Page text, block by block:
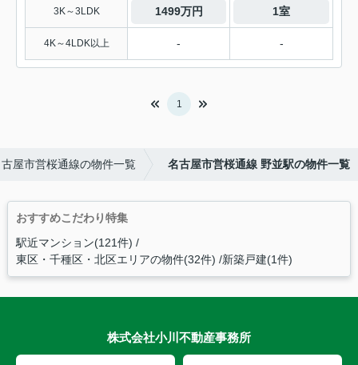
3K～3LDK 1499万円 1室
4K～4LDK以上 - -
1
屋市営桜通線の物件一覧 名古屋市営桜通線 野並駅の物件一覧
おすすめこだわり特集
駅近マンション(121件)
東区・千種区・北区エリアの物件(32件) 新築戸建(1件)
株式会社小川不動産事務所